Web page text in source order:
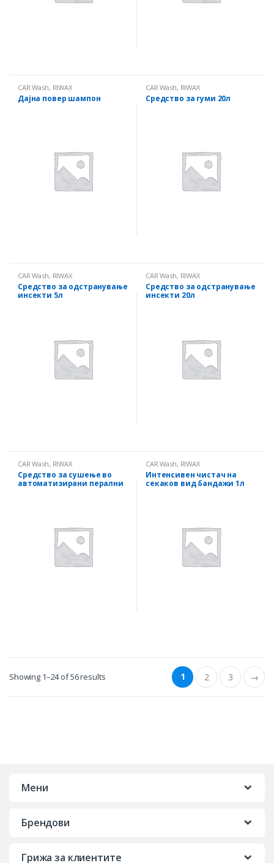
CAR Wash, RIWAX
Дајна повер шампон
CAR Wash, RIWAX
Средство за гуми 20л
CAR Wash, RIWAX
Средство за одстранување
инсекти 5л
CAR Wash, RIWAX
Средство за одстранување
инсекти 20л
CAR Wash, RIWAX
Средство за сушење во
автоматизирани перални
CAR Wash, RIWAX
Интенсивен чистач на
секаков вид бандажи 1л
Showing 1–24 of 56 results 1 2 3 →
Мени
Брендови
Грижа за клиентите